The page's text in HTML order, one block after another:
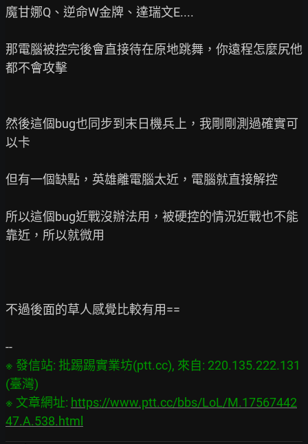
魔甘娜Q、逆命W金牌、達瑞文E....
那電腦被控完後會直接待在原地跳舞，你遠程怎麼尻他
都不會攻擊
然後這個bug也同步到末日機兵上，我剛剛測過確實可
以卡
但有一個缺點，英雄離電腦太近，電腦就直接解控
所以這個bug近戰沒辦法用，被硬控的情況近戰也不能
靠近，所以就微用
不過後面的草人感覺比較有用==
※ 發信站: 批踢踢實業坊(ptt.cc), 來自: 220.135.222.131
(臺灣)
※ 文章網址: https://www.ptt.cc/bbs/LoL/M.17567442
47.A.538.html